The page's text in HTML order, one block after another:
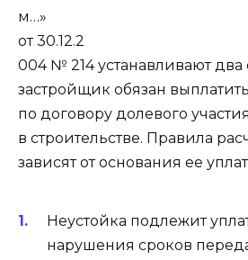
м…»
от 30.12.2
004 № 214 устанавливают два
застройщик обязан
по договору долевого
в строительстве. Правила
зависят от основания ее
Неустойка подлежит
нарушения сроков